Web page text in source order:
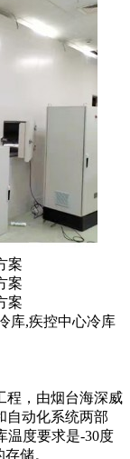
库,疾控中心冷库
程，由烟台海深威
自动化系统两部
温度要求是-30度
储。